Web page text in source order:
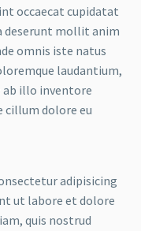
occaecat cupidatat
deserunt mollit anim
omnis iste natus
laudantium,
ab illo inventore
cillum dolore eu
adipisicing
ut labore et dolore
quis nostrud